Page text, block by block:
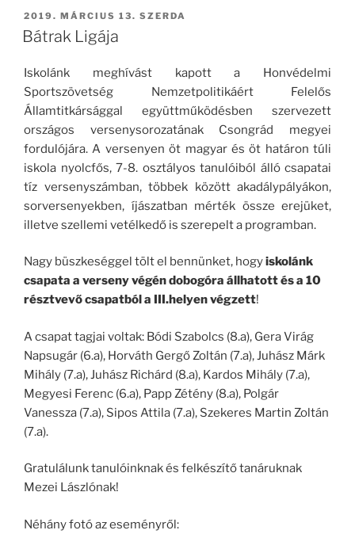
BEKÜLDVE:
2019. MÁRCIUS 13. SZERDA
Bátrak Ligája
Iskolánk meghívást kapott a Honvédelmi
Sportszövetség Nemzetpolitikáért Felelős
Államtitkársággal együttműködésben szervezett
országos versenysorozatának Csongrád megyei
fordulójára. A versenyen öt magyar és öt határon túli
iskola nyolcfős, 7-8. osztályos tanulóiból álló csapatai
tíz versenyszámban, többek között akadálypályákon,
sorversenyekben, íjászatban mérték össze erejüket,
illetve szellemi vetélkedő is szerepelt a programban.
Nagy büszkeséggel tölt el bennünket, hogyiskolánk
csapata a verseny végén dobogóra állhatott és a 10
résztvevő csapatból a III.helyen végzett!
A csapat tagjai voltak: Bódi Szabolcs (8.a), Gera Virág
Napsugár (6.a), Horváth Gergő Zoltán (7.a), Juhász Márk
Mihály (7.a), Juhász Richárd (8.a), Kardos Mihály (7.a),
Megyesi Ferenc (6.a), Papp Zétény (8.a), Polgár
Vanessza (7.a), Sipos Attila (7.a), Szekeres Martin Zoltán
(7.a).
Gratulálunk tanulóinknak és felkészítő tanáruknak
Mezei Lászlónak!
Néhány fotó az eseményről: